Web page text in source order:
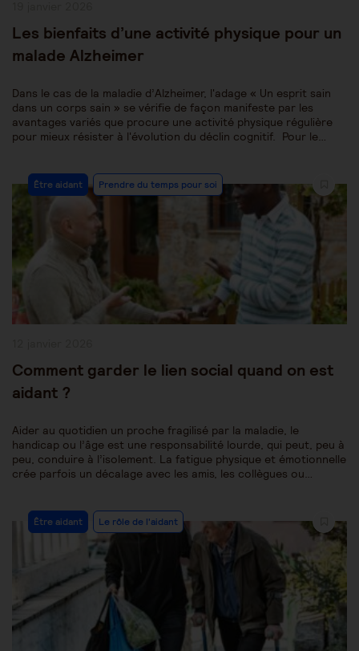
Les bienfaits d’une activité physique pour un
malade Alzheimer
Dans le cas de la maladie d’Alzheimer, l'adage « Un esprit sain
dans un corps sain » se vérifie de façon manifeste par les
avantages variés que procure une activité physique régulière
pour mieux résister à l'évolution du déclin cognitif. Pour le…
Post
Category:
Être aidant Prendre du temps pour soi
Comment garder le lien social quand on est
aidant ?
Aider au quotidien un proche fragilisé par la maladie, le
handicap ou l’âge est une responsabilité lourde, qui peut, peu à
peu, conduire à l’isolement. La fatigue physique et émotionnelle
crée parfois un décalage avec les amis, les collègues ou…
Post
Category:
Être aidant Le rôle de l'aidant